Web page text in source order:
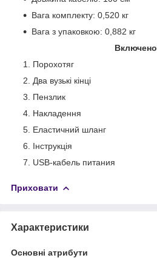
Вага комплекту: 0,520 кг
Вага з упаковкою: 0,882 кг
Включено
Порохотяг
Два вузькі кінці
Пензлик
Накладення
Еластичний шланг
Інструкція
USB-кабель питания
Приховати
Характеристики
Основні атрибути